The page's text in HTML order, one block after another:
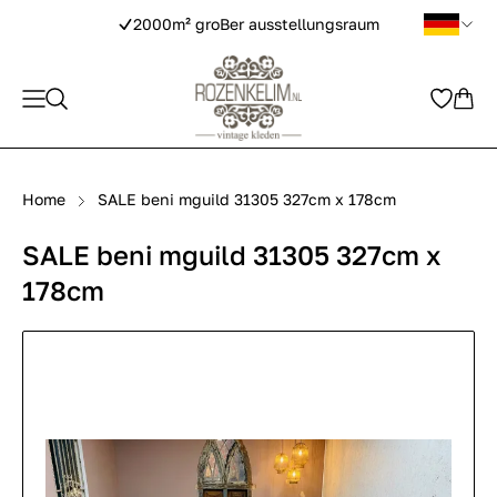
2000m² groBer ausstellungsraum
Home SALE beni mguild 31305 327cm x 178cm
SALE beni mguild 31305 327cm x
178cm